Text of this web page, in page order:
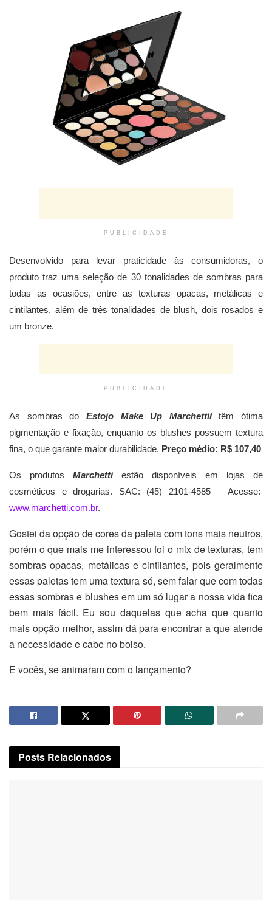
PUBLICIDADE
Desenvolvido para levar praticidade às consumidoras, o
produto traz uma seleção de 30 tonalidades de sombras para
todas as ocasiões, entre as texturas opacas, metálicas e
cintilantes, além de três tonalidades de blush, dois rosados e
um bronze.
PUBLICIDADE
As sombras do Estojo Make Up MarchettiItêm ótima
pigmentação e fixação, enquanto os blushes possuem textura
fina, o que garante maior durabilidade. Preço médio: R$ 107,40
Os produtos Marchettiestão disponíveis em lojas de
cosméticos e drogarias. SAC: (45) 2101-4585 – Acesse:
www.marchetti.com.br.
Gostei da opção de cores da paleta com tons mais neutros,
porém o que mais me interessou foi o mix de texturas, tem
sombras opacas, metálicas e cintilantes, pois geralmente
essas paletas tem uma textura só, sem falar que com todas
essas sombras e blushes em um só lugar a nossa vida fica
bem mais fácil. Eu sou daquelas que acha que quanto
mais opção melhor, assim dá para encontrar a que atende
a necessidade e cabe no bolso.
E vocês, se animaram com o lançamento?
Posts Relacionados